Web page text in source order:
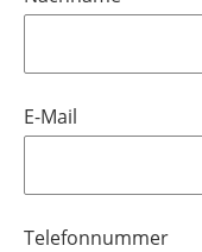
E-Mail
Telefonnummer